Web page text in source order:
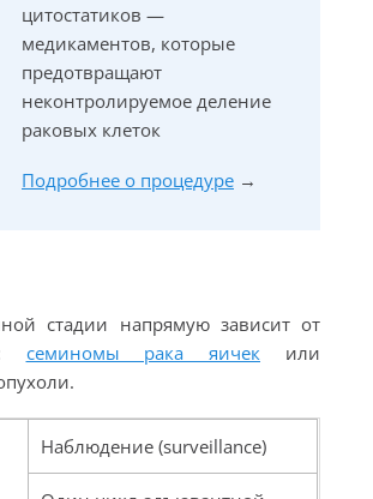
цитостатиков —
медикаментов, которые
предотвращают
неконтролируемое деление
раковых клеток
Подробнее о процедуре →
стадии напрямую зависит от
семиномы рака яичек или
Наблюдение (surveillance)